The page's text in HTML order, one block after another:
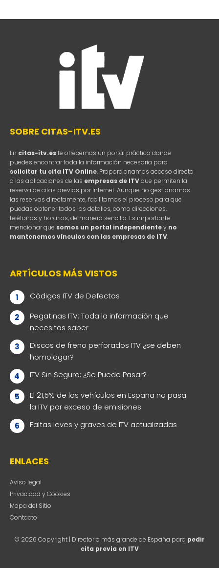
SOBRE CITAS-ITV.ES
En citas-itv.este ofrecemos un portal práctico donde
puedes encontrar toda la información necesaria para
solicitar tu cita ITV Online. Proporcionamos acceso directo
a las aplicaciones de las empresas de ITVque permiten la
reserva de citas previas por Internet. Aunque no gestionamos
las reservas directamente, facilitamos el proceso para que
puedas obtener todos los detalles, como direcciones,
teléfonos y horarios, de manera sencilla. Es importante
mencionar que somos un portal independientey no
mantenemos vínculos con las empresas de ITV.
ARTÍCULOS MÁS VISTOS
Códigos ITV de Defectos
Pegatinas ITV: Toda la información que
necesitas saber
Discos de freno perforados ITV ¿se deben
homologar?
ITV Sin Seguro: ¿Se Puede Pasar?
El 21,5% de los vehículos en España no pasa
la ITV por exceso de emisiones
Faltas leves y graves de ITV actualizadas
ENLACES
Aviso legal
Privacidad y Cookies
Mapa del Sitio
Contacto
© 2026 Copyright | Directorio más grande de España para pedir
cita previa en ITV